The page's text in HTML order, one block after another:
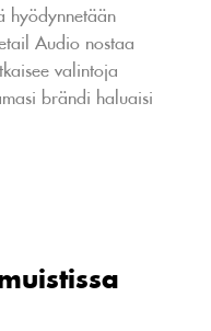
hyödynnetään
Audio nostaa
valintoja
brändi haluaisi